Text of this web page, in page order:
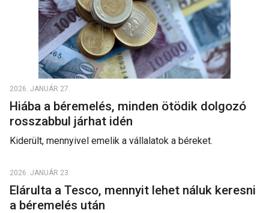
2026. JANUÁR 27.
Hiába a béremelés, minden ötödik dolgozó
rosszabbul járhat idén
Kiderült, mennyivel emelik a vállalatok a béreket.
2026. JANUÁR 23.
Elárulta a Tesco, mennyit lehet náluk keresni
a béremelés után